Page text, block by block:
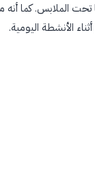
تحت الملابس. كما
الأنشطة اليومية.